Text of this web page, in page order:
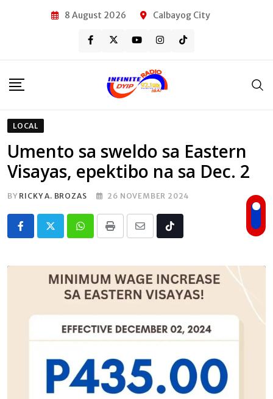
8 August 2026 Calbayog City
LOCAL
Umento sa sweldo sa Eastern
Visayas, epektibo na sa Dec. 2
BY RICKY A. BROZAS 26 NOVEMBER 2024
Whatsapp
Print
Share
Email
Tiktok